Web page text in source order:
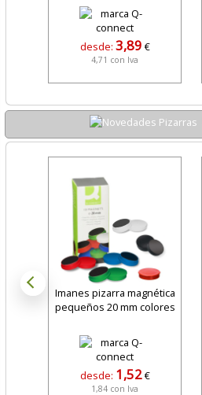
desde: 3,89 €
4,71 con Iva
Imanes pizarra magnética
pequeños 20 mm colores
desde: 1,52€
1,84 con Iva